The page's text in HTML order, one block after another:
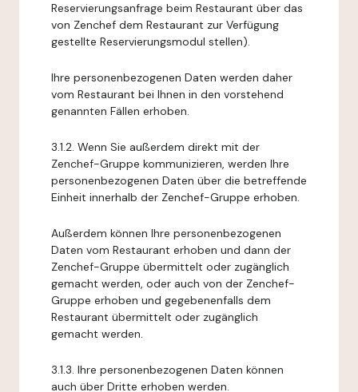
Reservierungsanfrage beim Restaurant über das
von Zenchef dem Restaurant zur Verfügung
gestellte Reservierungsmodul stellen).
Ihre personenbezogenen Daten werden daher
vom Restaurant bei Ihnen in den vorstehend
genannten Fällen erhoben.
3.1.2. Wenn Sie außerdem direkt mit der
Zenchef-Gruppe kommunizieren, werden Ihre
personenbezogenen Daten über die betreffende
Einheit innerhalb der Zenchef-Gruppe erhoben.
Außerdem können Ihre personenbezogenen
Daten vom Restaurant erhoben und dann der
Zenchef-Gruppe übermittelt oder zugänglich
gemacht werden, oder auch von der Zenchef-
Gruppe erhoben und gegebenenfalls dem
Restaurant übermittelt oder zugänglich
gemacht werden.
3.1.3. Ihre personenbezogenen Daten können
auch über Dritte erhoben werden.